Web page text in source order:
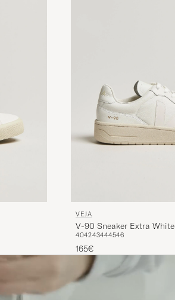
VEJA
V-90 Sneaker Extra White
404243444546
165€